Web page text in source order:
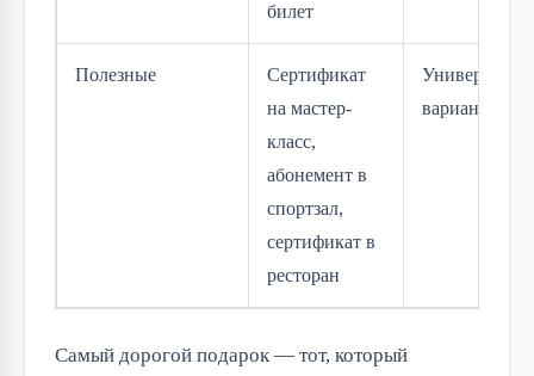
билет
Полезные
Сертификат
на мастер-
класс,
абонемент в
спортзал,
сертификат в
ресторан
вариант
Самый дорогой подарок — тот, который